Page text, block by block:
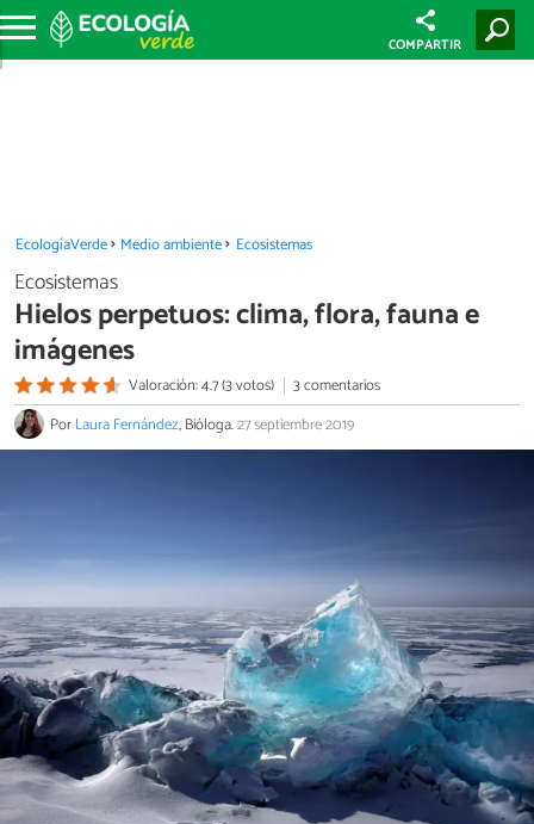
COMPARTIR
EcologíaVerde Medio ambiente Ecosistemas
Ecosistemas
Hielos perpetuos: clima, flora, fauna e
imágenes
Valoración: 4.7 (3 votos)
3 comentarios
PorLaura Fernández, Bióloga.27 septiembre 2019